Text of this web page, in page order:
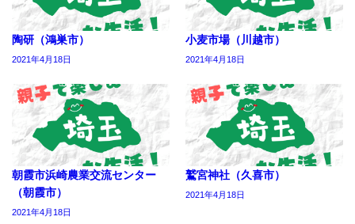
陶研（鴻巣市）
2021年4月18日
小麦市場（川越市）
2021年4月18日
朝霞市浜崎農業交流センター
（朝霞市）
2021年4月18日
鷲宮神社（久喜市）
2021年4月18日